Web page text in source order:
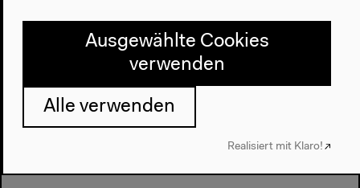
MedienkunstKeynote Conversation / Anxious to Act
transmediale/ conversationpiece
Ausgewählte Cookies
verwenden
Alle verwenden
Realisiert mit Klaro!